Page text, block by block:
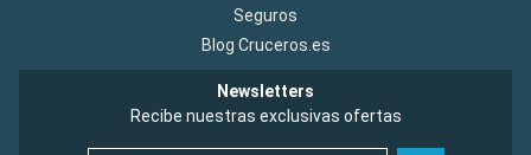
Seguros
Blog Cruceros.es
Newsletters
Recibe nuestras exclusivas ofertas